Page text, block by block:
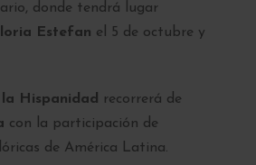
donde tendrá lugar
Estefan el 5 de octubre y
Hispanidad
recorrerá de
con la participación de
de América Latina.